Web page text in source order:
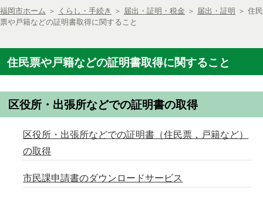
福岡市ホーム ＞ くらし・手続き ＞ 届出・証明・税金 ＞ 届出・証明 ＞ 住民
票や戸籍などの証明書取得に関すること
住民票や戸籍などの証明書取得に関すること
区役所・出張所などでの証明書の取得
区役所・出張所などでの証明書（住民票，戸籍など）
の取得
市民課申請書のダウンロードサービス